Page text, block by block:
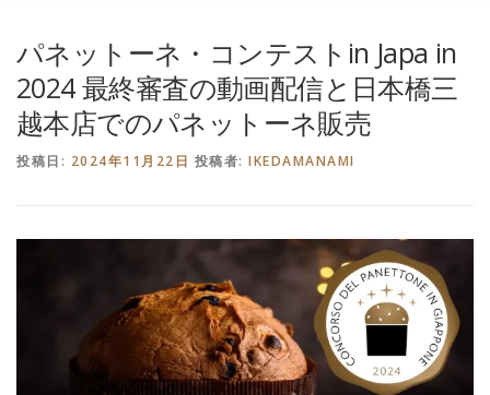
SHOP セミナー CONTACT
パネットーネ・コンテストin Japa in
2024 最終審査の動画配信と日本橋三
越本店でのパネットーネ販売
投稿日: 2024年11月22日 投稿者: IKEDAMANAMI